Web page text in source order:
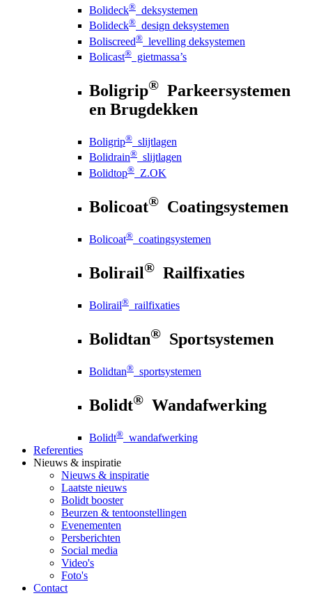
Bolideck® deksystemen
Bolideck® design deksystemen
Boliscreed® levelling deksystemen
Bolicast® gietmassa’s
Boligrip® Parkeersystemen
en Brugdekken
Boligrip® slijtlagen
Bolidrain® slijtlagen
Bolidtop® Z.OK
Bolicoat® Coatingsystemen
Bolicoat® coatingsystemen
Bolirail® Railfixaties
Bolirail® railfixaties
Bolidtan® Sportsystemen
Bolidtan® sportsystemen
Bolidt® Wandafwerking
Bolidt® wandafwerking
Referenties
Nieuws & inspiratie
Nieuws & inspiratie
Laatste nieuws
Bolidt booster
Beurzen & tentoonstellingen
Evenementen
Persberichten
Social media
Video's
Foto's
Contact